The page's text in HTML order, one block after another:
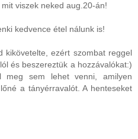
viszek neked aug.20-án!
kedvence étel nálunk is!
kikövetelte, ezért szombat reggel
és beszereztük a hozzávalókat:)
sem lehet venni, amilyen
a tányérravalót. A henteseket